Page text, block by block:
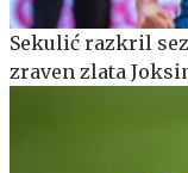
Sekulić razkril
zraven zlata